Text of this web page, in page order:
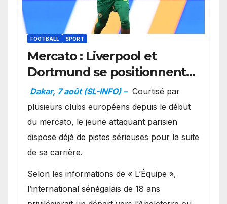
FOOTBALL SPORT
Mercato : Liverpool et
Dortmund se positionnent
en favoris pour recruter
Ibrahim Mbaye
Dakar, 7 août (SL-INFO) – Courtisé par
plusieurs clubs européens depuis le début
du mercato, le jeune attaquant parisien
dispose déjà de pistes sérieuses pour la suite
de sa carrière.
Selon les informations de « L’Équipe »,
l’international sénégalais de 18 ans